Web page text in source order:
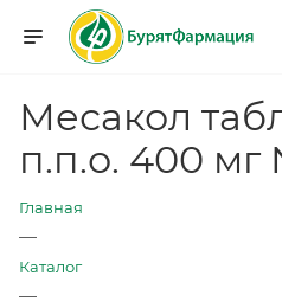
Месакол
п.п.о. 400
Главная
—
Каталог
—